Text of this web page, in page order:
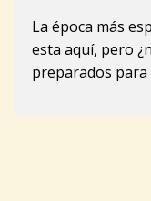
La época más
esta aquí, pero
preparados